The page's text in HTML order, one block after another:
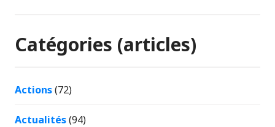
Catégories (articles)
Actions(72)
Actualités(94)